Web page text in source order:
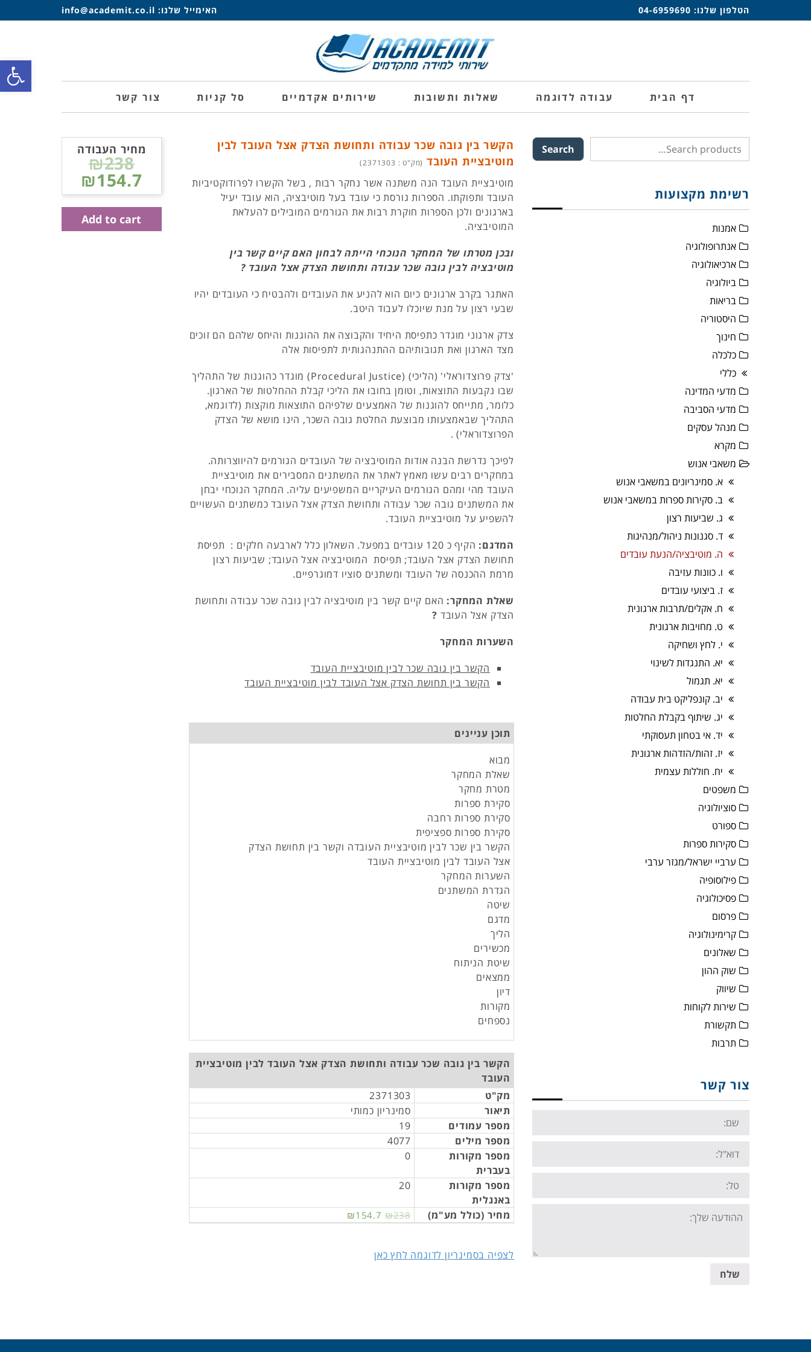
הטלפון שלנו: 04-6959690 האימייל שלנו: info@academit.co.il
דף הבית עבודה לדוגמה שאלות ותשובות שירותים אקדמיים סל קניות צור קשר
הקשר בין גובה שכר עבודה ותחושת הצדק אצל העובד לבין
מוטיבציית העובד (מק"ט : 2371303)
מוטיבציית העובד הנה משתנה אשר נחקר רבות , בשל הקשרו לפרודוקטיביות
העובד ותפוקתו. הספרות גורסת כי עובד בעל מוטיבציה, הוא עובד יעיל
בארגונים ולכן הספרות חוקרת רבות את הגורמים המובילים להעלאת
המוטיבציה.
ובכן מטרתו של המחקר הנוכחי הייתה לבחון האם קיים קשר בין
מוטיבציה לבין גובה שכר עבודה ותחושת הצדק אצל העובד ?
האתגר בקרב ארגונים כיום הוא להניע את העובדים ולהבטיח כי העובדים יהיו
שבעי רצון על מנת שיוכלו לעבוד היטב.
צדק ארגוני מוגדר כתפיסת היחיד והקבוצה את ההוגנות והיחס שלהם הם זוכים
מצד הארגון ואת תגובותיהם ההתנהגותית לתפיסות אלה
'צדק פרוצדוראלי' (הליכי) (Procedural Justice) מוגדר כהוגנות של התהליך
שבו נקבעות התוצאות, וטומן בחובו את הליכי קבלת ההחלטות של הארגון.
כלומר, מתייחס להוגנות של האמצעים שלפיהם התוצאות מוקצות (לדוגמא,
התהליך שבאמצעותו מבוצעת החלטת גובה השכר, הינו מושא של הצדק
הפרוצדוראלי) .
לפיכך נדרשת הבנה אודות המוטיבציה של העובדים הגורמים להיווצרותה.
במחקרים רבים עשו מאמץ לאתר את המשתנים המסבירים את מוטיבציית
העובד מהי ומהם הגורמים העיקריים המשפיעים עליה. המחקר הנוכחי יבחן
את המשתנים גובה שכר עבודה ותחושת הצדק אצל העובד כמשתנים העשויים
להשפיע על מוטיבציית העובד.
המדגם:
הקיף כ 120 עובדים במפעל. השאלון כלל לארבעה חלקים : תפיסת
תחושת הצדק אצל העובד; תפיסת המוטיבציה אצל העובד; שביעות רצון
מרמת ההכנסה של העובד ומשתנים סוציו דמוגרפיים.
שאלת המחקר: האם קיים קשר בין מוטיבציה לבין גובה שכר עבודה ותחושת
הצדק אצל העובד ?
השערות המחקר
הקשר בין גובה שכר לבין מוטיבציית העובד
הקשר בין תחושת הצדק אצל העובד לבין מוטיבציית העובד
תוכן עניינים
מבוא
שאלת המחקר
מטרת מחקר
סקירת ספרות
סקירת ספרות רחבה
סקירת ספרות ספציפית
הקשר בין שכר לבין מוטיבציית העובדה וקשר בין תחושת הצדק
אצל העובד לבין מוטיבציית העובד
השערות המחקר
הגדרת המשתנים
שיטה
מדגם
הליך
מכשירים
שיטת הניתוח
ממצאים
דיון
מקורות
נספחים
הקשר בין גובה שכר עבודה ותחושת הצדק אצל העובד לבין מוטיבציית
העובד
מק"ט
2371303
תיאור
סמינריון כמותי
מספר עמודים
19
מספר מילים
4077
מספר מקורות
בעברית
0
מספר מקורות
באנגלית
20
מחיר (כולל מע"מ) ₪154.7 ₪238
לצפיה בסמינריון לדוגמה לחץ כאן
מחיר העבודה
₪238
₪154.7
Add to cart
Search
רשימת מקצועות
אמנות
אנתרופולוגיה
ארכיאולוגיה
ביולוגיה
בריאות
היסטוריה
חינוך
כלכלה
כללי
מדעי המדינה
מדעי הסביבה
מנהל עסקים
מקרא
משאבי אנוש
א. סמינריונים במשאבי אנוש
ב. סקירות ספרות במשאבי אנוש
ג. שביעות רצון
ד. סגנונות ניהול/מנהיגות
ה. מוטיבציה/הנעת עובדים
ו. כוונות עזיבה
ז. ביצועי עובדים
ח. אקלים/תרבות ארגונית
ט. מחויבות ארגונית
י. לחץ ושחיקה
יא. התנגדות לשינוי
יא. תגמול
יב. קונפליקט בית עבודה
יג. שיתוף בקבלת החלטות
יד. אי בטחון תעסוקתי
יז. זהות/הזדהות ארגונית
יח. חוללות עצמית
משפטים
סוציולוגיה
ספורט
סקירות ספרות
ערביי ישראל/מגזר ערבי
פילוסופיה
פסיכולוגיה
פרסום
קרימינולוגיה
שאלונים
שוק ההון
שיווק
שירות לקוחות
תקשורת
תרבות
צור קשר
Name:
Email:
Tel:
Your
message:
שלח
פתח